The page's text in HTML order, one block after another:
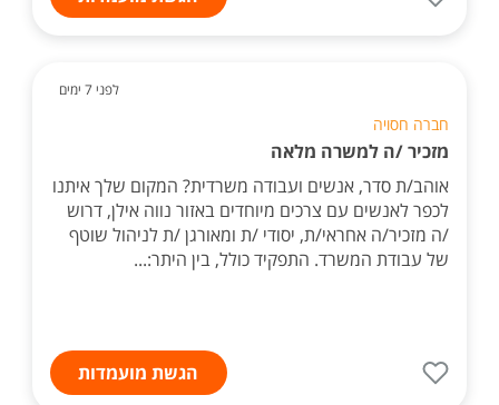
לפני 7 ימים
חברה חסויה
מזכיר /ה למשרה מלאה
אוהב/ת סדר, אנשים ועבודה משרדית? המקום שלך איתנו
לכפר לאנשים עם צרכים מיוחדים באזור נווה אילן, דרוש
/ה מזכיר/ה אחראי/ת, יסודי /ת ומאורגן /ת לניהול שוטף
של עבודת המשרד. התפקיד כולל, בין היתר:...
הגשת מועמדות